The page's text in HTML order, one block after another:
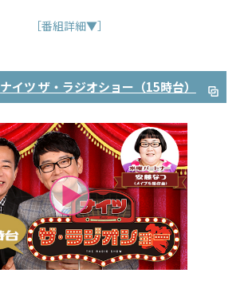
［番組詳細▼］
ナイツ ザ・ラジオショー（15時台）